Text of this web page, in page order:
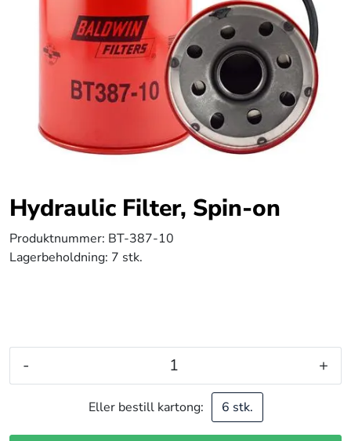
Hydraulic Filter, Spin-on
Produktnummer: BT-387-10
Lagerbeholdning: 7 stk.
- +
Eller bestill kartong: 6 stk.